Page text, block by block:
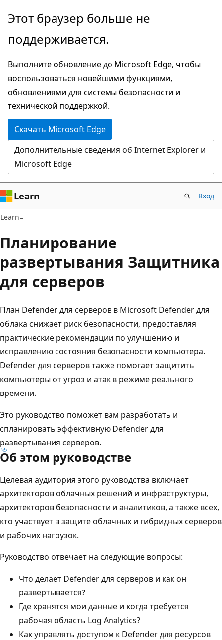
Пропустить
перейти
основному
содержимому
Этот браузер больше не
поддерживается.
Выполните обновление до Microsoft Edge, чтобы
воспользоваться новейшими функциями,
обновлениями для системы безопасности и
технической поддержкой.
Скачать Microsoft Edge
Дополнительные сведения об Internet Explorer и
Microsoft Edge
Learn Вход
Learn
Планирование
развертывания Защитника
для серверов
План Defender для серверов в Microsoft Defender для
облака снижает риск безопасности, предоставляя
практические рекомендации по улучшению и
исправлению состояния безопасности компьютера.
Defender для серверов также помогает защитить
компьютеры от угроз и атак в режиме реального
времени.
Это руководство поможет вам разработать и
спланировать эффективную Defender для
развертывания серверов.
Об этом руководстве
Целевая аудитория этого руководства включает
архитекторов облачных решений и инфраструктуры,
архитекторов безопасности и аналитиков, а также всех,
кто участвует в защите облачных и гибридных серверов
и рабочих нагрузок.
Руководство отвечает на следующие вопросы:
Что делает Defender для серверов и как он
развертывается?
Где хранятся мои данные и когда требуется
рабочая область Log Analytics?
Как управлять доступом к Defender для ресурсов